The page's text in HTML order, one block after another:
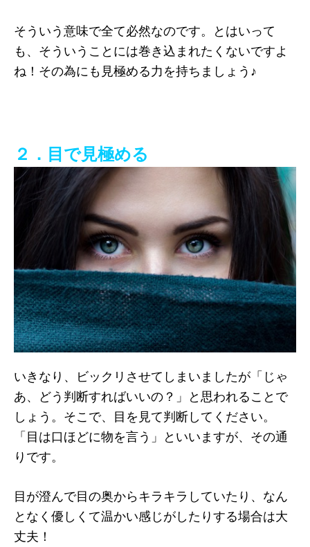
そういう意味で全て必然なのです。とはいって
も、そういうことには巻き込まれたくないですよ
ね！その為にも見極める力を持ちましょう♪
２．目で見極める
いきなり、ビックリさせてしまいましたが「じゃ
あ、どう判断すればいいの？」と思われることで
しょう。そこで、目を見て判断してください。
「目は口ほどに物を言う」といいますが、その通
りです。
目が澄んで目の奥からキラキラしていたり、なん
となく優しくて温かい感じがしたりする場合は大
丈夫！